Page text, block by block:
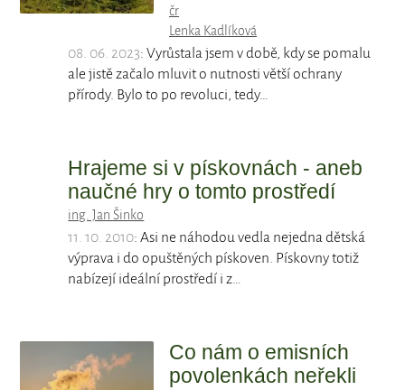
čr
Lenka Kadlíková
08. 06. 2023: Vyrůstala jsem v době, kdy se pomalu
ale jistě začalo mluvit o nutnosti větší ochrany
přírody. Bylo to po revoluci, tedy…
Hrajeme si v pískovnách - aneb
naučné hry o tomto prostředí
ing. Jan Šinko
11. 10. 2010: Asi ne náhodou vedla nejedna dětská
výprava i do opuštěných pískoven. Pískovny totiž
nabízejí ideální prostředí i z…
Co nám o emisních
povolenkách neřekli